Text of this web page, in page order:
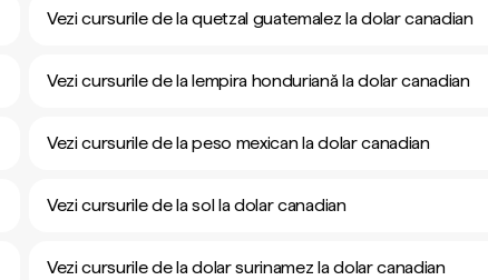
Vezi cursurile de la quetzal guatemalez la dolar canadian
Vezi cursurile de la lempira honduriană la dolar canadian
Vezi cursurile de la peso mexican la dolar canadian
Vezi cursurile de la sol la dolar canadian
Vezi cursurile de la dolar surinamez la dolar canadian